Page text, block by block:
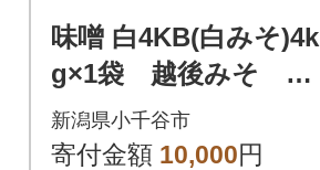
味噌 白4KB(白みそ)4k
g×1袋 越後みそ 山
崎醸造 新潟県小千谷
市
新潟県小千谷市
寄付金額 10,000円